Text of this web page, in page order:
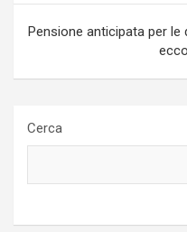
Pensione anticipata per le
Cerca